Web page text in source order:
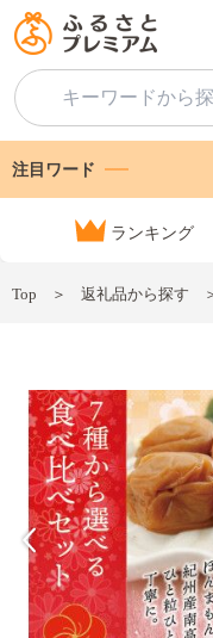
注目ワード
ランキング
Top 返礼品から探す